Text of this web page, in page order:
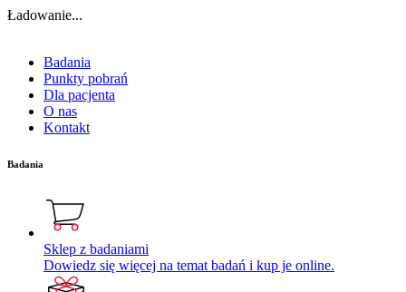
Ładowanie...
Badania
Punkty pobrań
Dla pacjenta
O nas
Kontakt
Badania
Sklep z badaniami
Dowiedz się więcej na temat badań i kup je online.